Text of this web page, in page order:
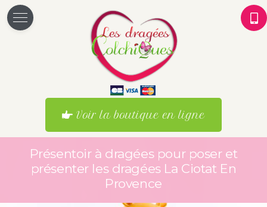
Voir la boutique en ligne
Présentoir à dragées pour poser et
présenter les dragées La Ciotat En
Provence